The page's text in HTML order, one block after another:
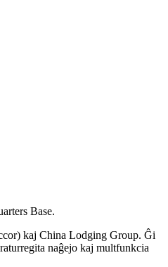
Base.
kaj China Lodging Group. Ĝi
naĝejo kaj multfunkcia